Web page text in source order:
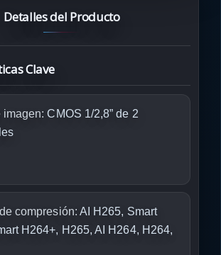
Detalles del Producto
Clave
imagen: CMOS 1/2,8” de 2
compresión: AI H265, Smart
H264+, H265, AI H264, H264,